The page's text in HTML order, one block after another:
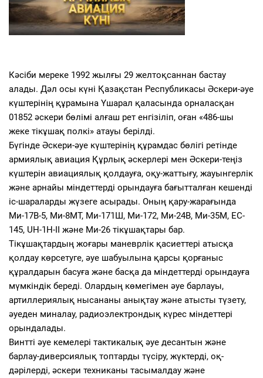
Кәсіби мереке 1992 жылғы 29 желтоқсаннан бастау
алады. Дәл осы күні Қазақстан Республикасы Әскери-әуе
күштерінің құрамына Үшарал қаласында орналасқан
01852 әскери бөлімі алғаш рет енгізіліп, оған «486-шы
жеке тікұшақ полкі» атауы берілді.
Бүгінде Әскери-әуе күштерінің құрамдас бөлігі ретінде
армиялық авиация Құрлық әскерлері мен Әскери-теңіз
күштерін авиациялық қолдауға, оқу-жаттығу, жауынгерлік
және арнайы міндеттерді орындауға бағытталған кешенді
іс-шараларды жүзеге асырады. Оның қару-жарағында
Ми-17В-5, Ми-8МТ, Ми-171Ш, Ми-172, Ми-24В, Ми-35М, EC-
145, UH-1H-II және Ми-26 тікұшақтары бар.
Тікұшақтардың жоғары маневрлік қасиеттері атысқа
қолдау көрсетуге, әуе шабуылына қарсы қорғаныс
құралдарын басуға және басқа да міндеттерді орындауға
мүмкіндік береді. Олардың көмегімен әуе барлауы,
артиллериялық нысананы анықтау және атысты түзету,
әуеден миналау, радиоэлектрондық күрес міндеттері
орындалады.
Винтті әуе кемелері тактикалық әуе десантын және
барлау-диверсиялық топтарды түсіру, жүктерді, оқ-
дәрілерді, әскери техниканы тасымалдау және